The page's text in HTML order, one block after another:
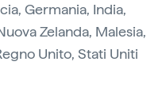
Germania, India,
Zelanda, Malesia,
Unito, Stati Uniti